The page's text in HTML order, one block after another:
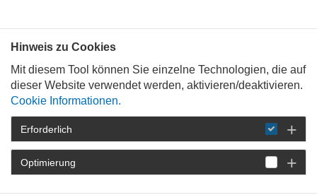
STARTSEITE DETAIL
Hinweis zu Cookies
Mit diesem Tool können Sie einzelne Technologien, die auf
dieser Website verwendet werden, aktivieren/deaktivieren.
Cookie Informationen.
Erforderlich
Optimierung